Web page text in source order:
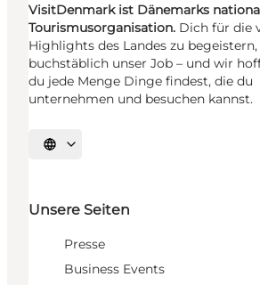
VisitDenmark ist Dänemarks
Tourismusorganisation. Dich für die
Highlights des Landes zu
buchstäblich unser Job – und wir
du jede Menge Dinge findest, die du
unternehmen und besuchen kannst.
Sprache auswählen
Unsere Seiten
Presse
Business Events